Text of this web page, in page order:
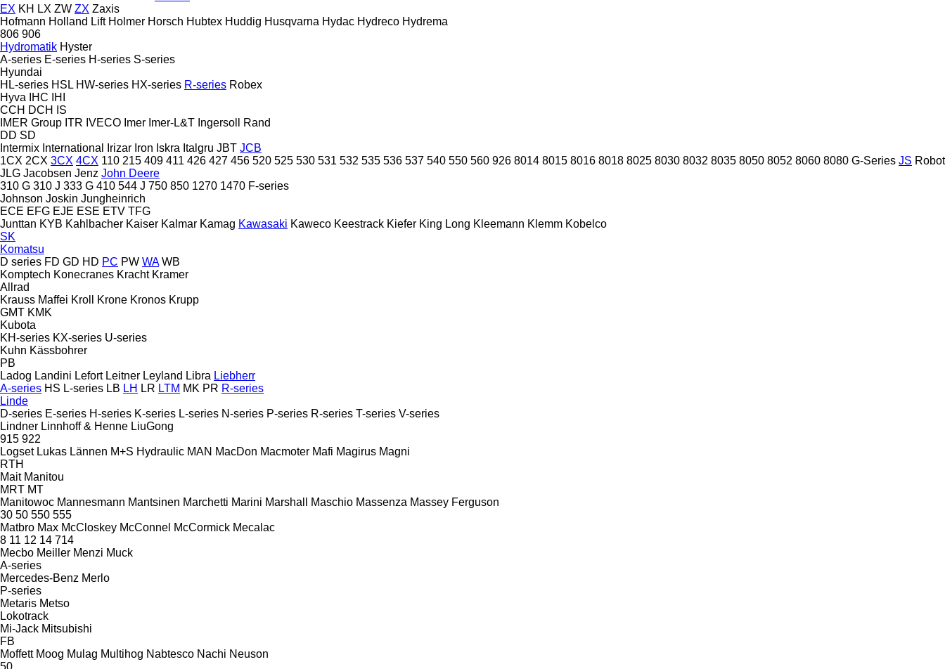
EX KH LX ZW ZX Zaxis
Hofmann Holland Lift Holmer Horsch Hubtex Huddig Husqvarna Hydac Hydreco Hydrema
806 906
Hydromatik Hyster
A-series E-series H-series S-series
Hyundai
HL-series HSL HW-series HX-series R-series Robex
Hyva
IHC
IHI
CCH DCH
IS
IMER Group ITR IVECO Imer Imer-L&T Ingersoll Rand
DD SD
Intermix International Irizar Iron Iskra Italgru JBT JCB
1CX 2CX 3CX 4CX 110 215 409 411 426 427 456 520 525 530 531 532 535 536 537 540 550 560 926 8014 8015 8016 8018 8025 8030 8032 8035 8050 8052 8060 8080 G-Series JS Robot
JLG Jacobsen Jenz John Deere
310 G 310 J 333 G 410 544 J 750 850 1270 1470 F-series
Johnson Joskin Jungheinrich
ECE EFG EJE ESE ETV TFG
Junttan KYB Kahlbacher Kaiser Kalmar Kamag Kawasaki Kaweco Keestrack Kiefer King Long Kleemann Klemm Kobelco
SK
Komatsu
D series FD GD HD PC PW WA WB
Komptech Konecranes Kracht Kramer
Allrad
Krauss Maffei Kroll Krone Kronos Krupp
GMT KMK
Kubota
KH-series KX-series U-series
Kuhn Kässbohrer
PB
Ladog Landini Lefort Leitner Leyland Libra Liebherr
A-series HS L-series LB LH LR LTM MK PR R-series
Linde
D-series E-series H-series K-series L-series N-series P-series R-series T-series V-series
Lindner Linnhoff & Henne LiuGong
915 922
Logset Lukas Lännen M+S Hydraulic MAN MacDon Macmoter Mafi Magirus Magni
RTH
Mait Manitou
MRT MT
Manitowoc Mannesmann Mantsinen Marchetti Marini Marshall Maschio Massenza Massey Ferguson
30 50 550 555
Matbro Max McCloskey McConnel McCormick Mecalac
8 11 12 14 714
Mecbo Meiller Menzi Muck
A-series
Mercedes-Benz Merlo
P-series
Metaris Metso
Lokotrack
Mi-Jack Mitsubishi
FB
Moffett Moog Mulag Multihog Nabtesco Nachi Neuson
50